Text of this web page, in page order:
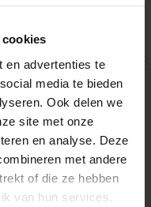
en advertenties te
media te bieden
Ook delen we
site met onze
en analyse. Deze
met andere
of die ze hebben
van hun services.
en Overheid
cursussen, opleidingen
werkzaam bij de
met als doel om
elkaar te leren. Ik
ontwikkelingen op het
het Studiecentrum voor